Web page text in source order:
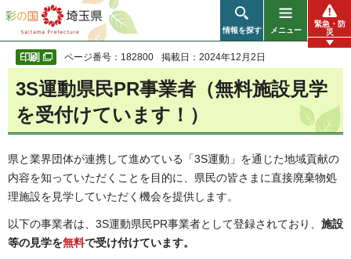
彩の国 埼玉県
情報を探す メニュー
緊急・防
災
ページ番号：182800 掲載日：2024年12月2日
3S運動県民PR事業者（無料施設見学
を受付けています！）
県と業界団体が連携して進めている「3S運動」を通じた地域貢献の
内容を知っていただくことを目的に、県民の皆さまに直接廃棄物処
理施設を見学していただく機会を提供します。
以下の事業者は、3S運動県民PR事業者として登録されており、 施設
等の見学を無料で受け付けています。